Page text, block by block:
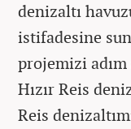
denizaltı
istifadesine
projemizi
Hızır Reis
Reis